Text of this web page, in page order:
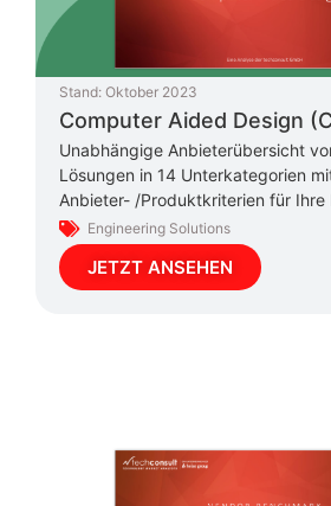
Stand: Oktober 2023
Computer Aided Design
Unabhängige Anbieterübersicht
Lösungen in 14 Unterkategorien
Anbieter- /Produktkriterien für Ihre
Engineering Solutions
JETZT ANSEHEN